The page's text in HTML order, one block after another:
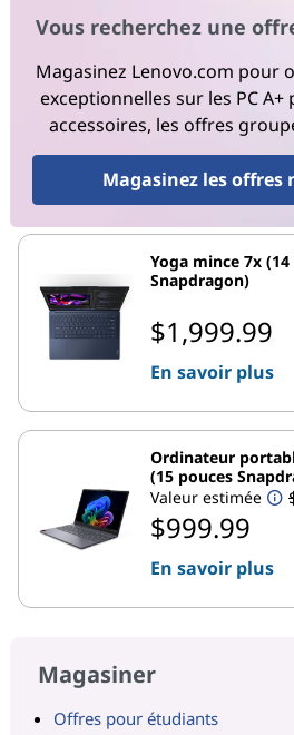
Vous recherchez une
Magasinez Lenovo.com pour
exceptionnelles sur les PC A+
accessoires, les offres
Magasinez les
Yoga mince 7x
Snapdragon)
$1,999.99
En savoir plus
Ordinateur
(15 pouces
Valeur estimée
$999.99
En savoir plus
Magasiner
Offres pour étudiants